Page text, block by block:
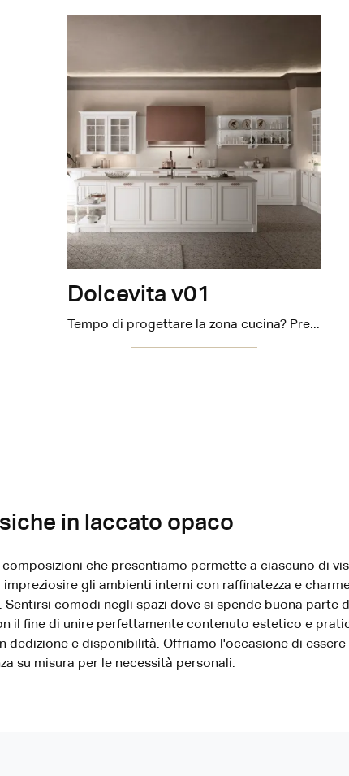
Dolcevita v01
Tempo di progettare la zona cucina? Prediligi il modello Dolcevita v01 Stosa tra le nostre Cucine Classiche con isola.
in laccato opaco
composizioni che presentiamo permette a ciascuno di
impreziosire gli ambienti interni con raffinatezza e
Sentirsi comodi negli spazi dove si spende buona
il fine di unire perfettamente contenuto estetico e
dedizione e disponibilità. Offriamo l'occasione di
su misura per le necessità personali.